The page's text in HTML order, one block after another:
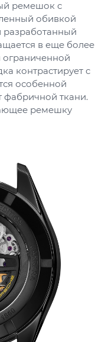
ремешок с
обивкой
разработанный
в еще более
контрастирует с
особенной
ткани.
ремешку